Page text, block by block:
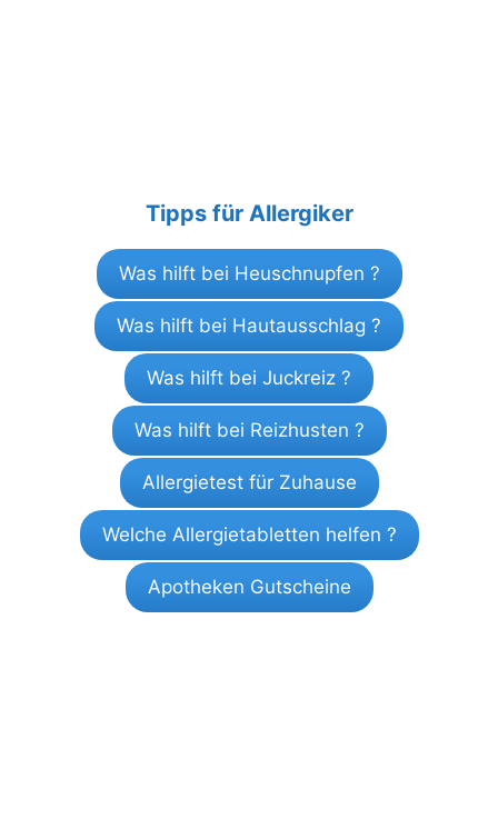
Tipps für Allergiker
Was hilft bei Heuschnupfen ?
Was hilft bei Hautausschlag ?
Was hilft bei Juckreiz ?
Was hilft bei Reizhusten ?
Allergietest für Zuhause
Welche Allergietabletten helfen ?
Apotheken Gutscheine